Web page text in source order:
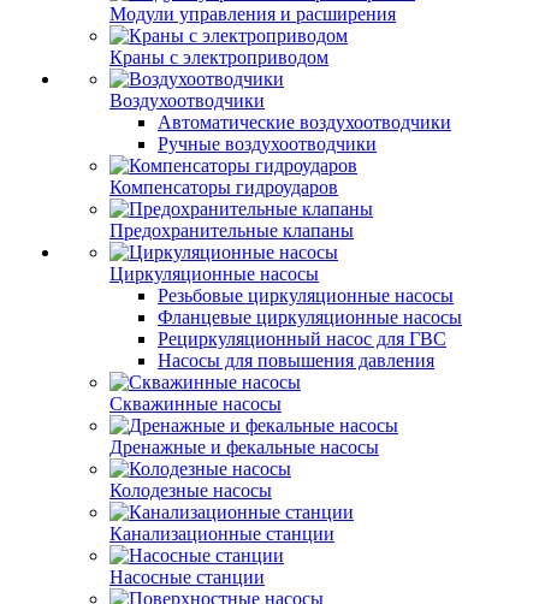
Модули управления и расширения
Краны с электроприводом
Воздухоотводчики
Автоматические воздухоотводчики
Ручные воздухоотводчики
Компенсаторы гидроударов
Предохранительные клапаны
Циркуляционные насосы
Резьбовые циркуляционные насосы
Фланцевые циркуляционные насосы
Рециркуляционный насос для ГВС
Насосы для повышения давления
Скважинные насосы
Дренажные и фекальные насосы
Колодезные насосы
Канализационные станции
Насосные станции